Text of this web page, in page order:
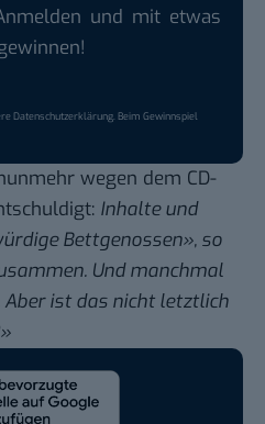
und mit etwas
Datenschutzerklärung. Beim Gewinnspiel
wegen dem CD-
: Inhalte und
Bettgenossen», so
Und manchmal
ist das nicht letztlich